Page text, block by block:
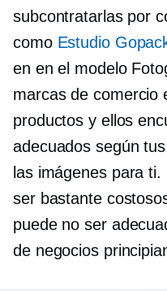
subcontratarlas por
como Estudio
en en el modelo
marcas de comercio
productos y ellos
adecuados según
las imágenes para
ser bastante
puede no ser
de negocios